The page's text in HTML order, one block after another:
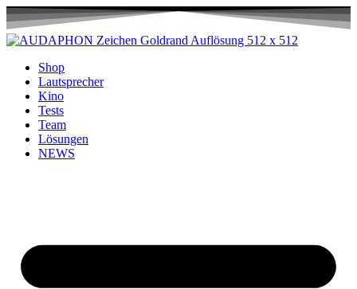
Shop
Lautsprecher
Kino
Tests
Team
Lösungen
NEWS